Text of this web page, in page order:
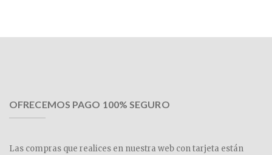
OFRECEMOS PAGO 100% SEGURO
Las compras que realices en nuestra web con tarjeta están